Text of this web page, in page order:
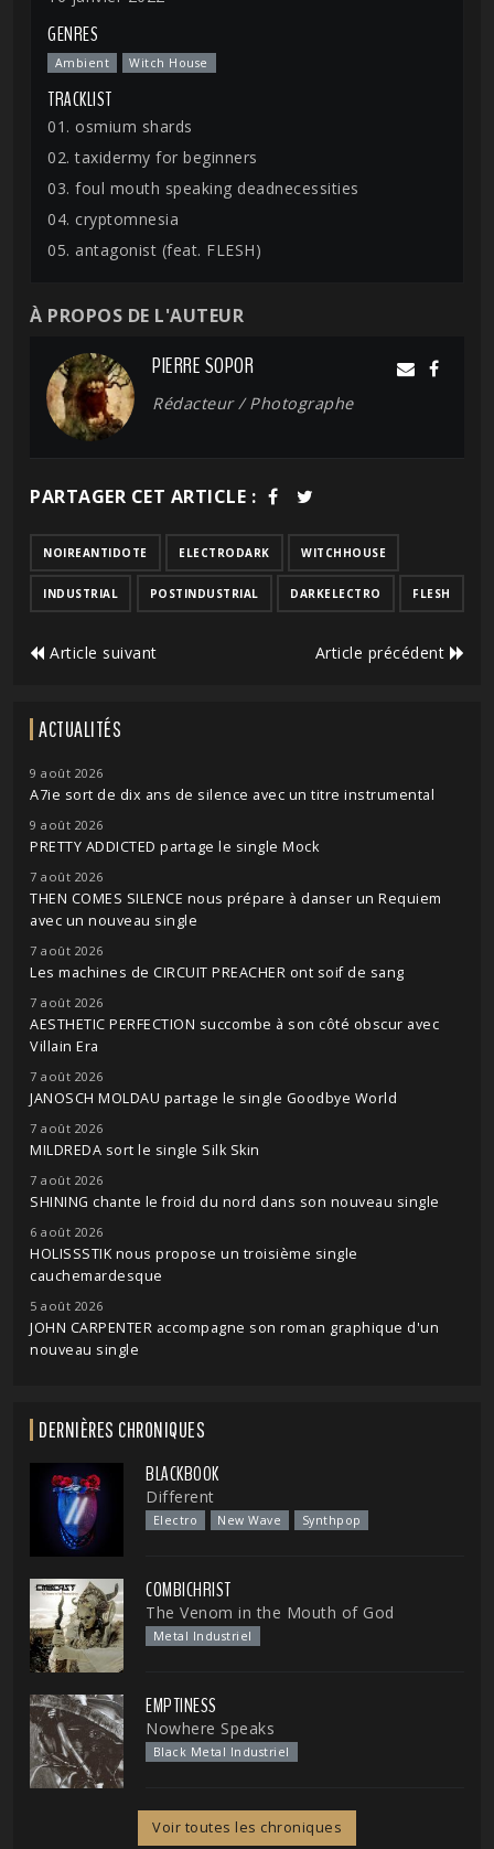
GENRES
Ambient Witch House
TRACKLIST
01. osmium shards
02. taxidermy for beginners
03. foul mouth speaking deadnecessities
04. cryptomnesia
05. antagonist (feat. FLESH)
À PROPOS DE L'AUTEUR
PIERRE SOPOR
Rédacteur / Photographe
PARTAGER CET ARTICLE :
NOIREANTIDOTE ELECTRODARK WITCHHOUSE
INDUSTRIAL POSTINDUSTRIAL DARKELECTRO FLESH
Article suivant Article précédent
ACTUALITÉS
9 août 2026
A7ie sort de dix ans de silence avec un titre instrumental
9 août 2026
PRETTY ADDICTED partage le single Mock
7 août 2026
THEN COMES SILENCE nous prépare à danser un Requiem
avec un nouveau single
7 août 2026
Les machines de CIRCUIT PREACHER ont soif de sang
7 août 2026
AESTHETIC PERFECTION succombe à son côté obscur avec
Villain Era
7 août 2026
JANOSCH MOLDAU partage le single Goodbye World
7 août 2026
MILDREDA sort le single Silk Skin
7 août 2026
SHINING chante le froid du nord dans son nouveau single
6 août 2026
HOLISSSTIK nous propose un troisième single
cauchemardesque
5 août 2026
JOHN CARPENTER accompagne son roman graphique d'un
nouveau single
DERNIÈRES CHRONIQUES
BLACKBOOK
Different
Electro New Wave Synthpop
COMBICHRIST
The Venom in the Mouth of God
Metal Industriel
EMPTINESS
Nowhere Speaks
Black Metal Industriel
Voir toutes les chroniques